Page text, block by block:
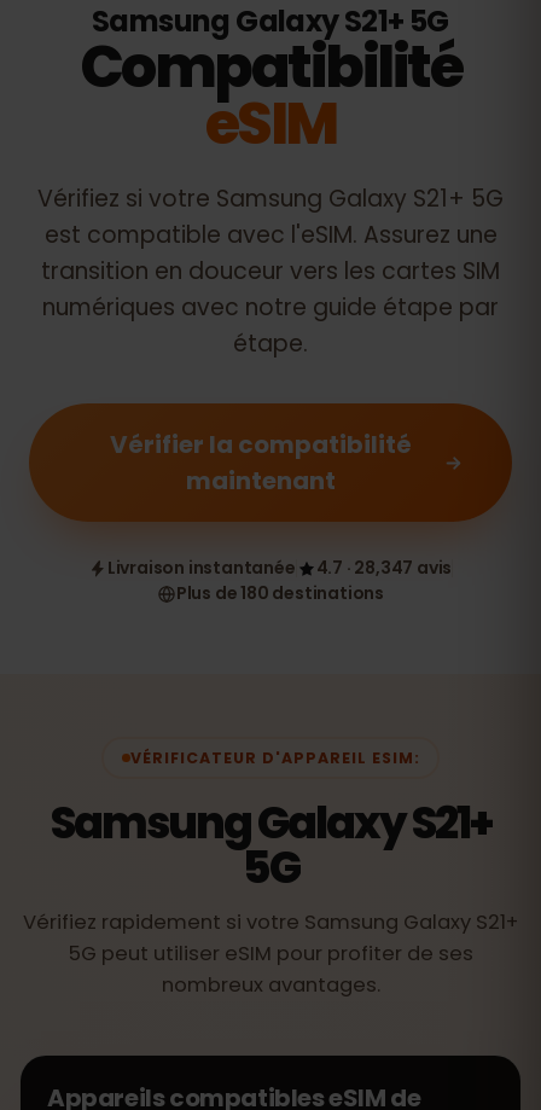
Samsung Galaxy S21+ 5G
Compatibilité
eSIM
Vérifiez si votre Samsung Galaxy S21+ 5G
est compatible avec l'eSIM. Assurez une
transition en douceur vers les cartes SIM
numériques avec notre guide étape par
étape.
Vérifier la compatibilité
maintenant
Livraison instantanée
4.7 · 28,347 avis
Plus de 180 destinations
VÉRIFICATEUR D'APPAREIL ESIM:
Samsung Galaxy S21+
5G
Vérifiez rapidement si votre Samsung Galaxy S21+
5G peut utiliser eSIM pour profiter de ses
nombreux avantages.
Appareils compatibles eSIM de